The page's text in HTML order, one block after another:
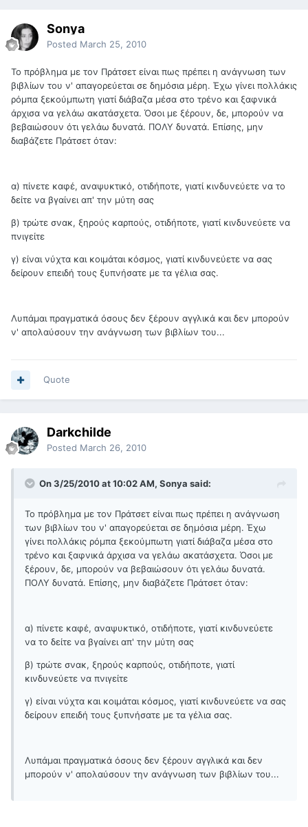
Sonya
Posted March 25, 2010
To πρόβλημα με τον Πράτσετ είναι πως πρέπει η ανάγνωση των
βιβλίων του ν' απαγορεύεται σε δημόσια μέρη. Έχω γίνει πολλάκις
ρόμπα ξεκούμπωτη γιατί διάβαζα μέσα στο τρένο και ξαφνικά
άρχισα να γελάω ακατάσχετα. Όσοι με ξέρουν, δε, μπορούν να
βεβαιώσουν ότι γελάω δυνατά. ΠΟΛΥ δυνατά. Επίσης, μην
διαβάζετε Πράτσετ όταν:
α) πίνετε καφέ, αναψυκτικό, οτιδήποτε, γιατί κινδυνεύετε να το
δείτε να βγαίνει απ' την μύτη σας
β) τρώτε σνακ, ξηρούς καρπούς, οτιδήποτε, γιατί κινδυνεύετε να
πνιγείτε
γ) είναι νύχτα και κοιμάται κόσμος, γιατί κινδυνεύετε να σας
δείρουν επειδή τους ξυπνήσατε με τα γέλια σας.
Λυπάμαι πραγματικά όσους δεν ξέρουν αγγλικά και δεν μπορούν
ν' απολαύσουν την ανάγνωση των βιβλίων του...
Quote
Darkchilde
Posted March 26, 2010
On 3/25/2010 at 10:02 AM, Sonya said:
To πρόβλημα με τον Πράτσετ είναι πως πρέπει η ανάγνωση
των βιβλίων του ν' απαγορεύεται σε δημόσια μέρη. Έχω
γίνει πολλάκις ρόμπα ξεκούμπωτη γιατί διάβαζα μέσα στο
τρένο και ξαφνικά άρχισα να γελάω ακατάσχετα. Όσοι με
ξέρουν, δε, μπορούν να βεβαιώσουν ότι γελάω δυνατά.
ΠΟΛΥ δυνατά. Επίσης, μην διαβάζετε Πράτσετ όταν:
α) πίνετε καφέ, αναψυκτικό, οτιδήποτε, γιατί κινδυνεύετε
να το δείτε να βγαίνει απ' την μύτη σας
β) τρώτε σνακ, ξηρούς καρπούς, οτιδήποτε, γιατί
κινδυνεύετε να πνιγείτε
γ) είναι νύχτα και κοιμάται κόσμος, γιατί κινδυνεύετε να σας
δείρουν επειδή τους ξυπνήσατε με τα γέλια σας.
Λυπάμαι πραγματικά όσους δεν ξέρουν αγγλικά και δεν
μπορούν ν' απολαύσουν την ανάγνωση των βιβλίων του...